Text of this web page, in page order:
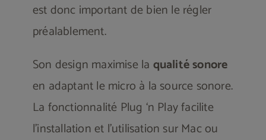
est donc important de bien le régler
préalablement.
Son design maximise la qualité sonore
en adaptant le micro à la source sonore.
La fonctionnalité Plug ‘n Play facilite
l’installation et l’utilisation sur Mac ou